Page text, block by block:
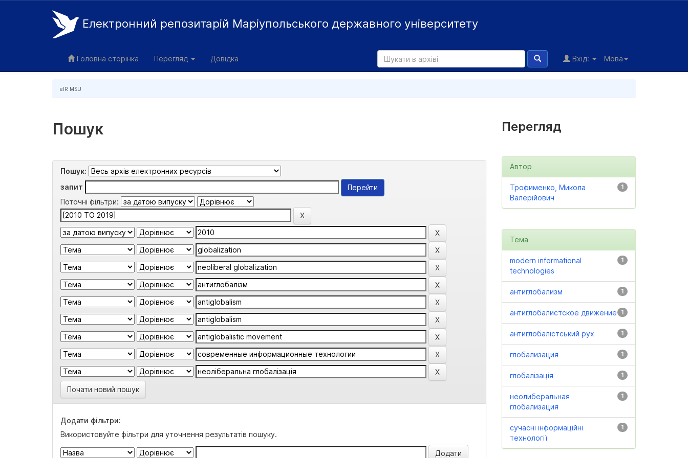
Електронний репозитарій Маріупольського державного університету
Головна сторінка Перегляд Довідка Мова
Вхід:
eIR MSU
Пошук
Пошук:
запит
Поточні фільтри:
Почати новий пошук
Додати фільтри:
Використовуйте фільтри для уточнення результатів пошуку.
Перегляд
Автор
1
Трофименко, Микола
Валерійович
Тема
1
modern informational
technologies
1
антиглобализм
1
антиглобалистское движение
1
антиглобалістський рух
1
глобализация
1
глобалізація
1
неолиберальная
глобализация
1
сучасні інформаційні
технології